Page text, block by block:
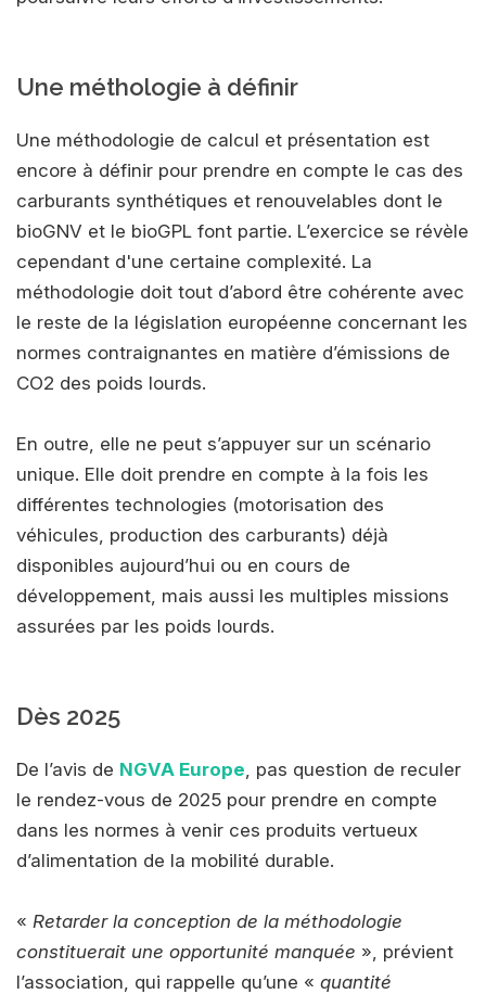
Une méthologie à définir
Une méthodologie de calcul et présentation est
encore à définir pour prendre en compte le cas des
carburants synthétiques et renouvelables dont le
bioGNV et le bioGPL font partie. L’exercice se révèle
cependant d'une certaine complexité. La
méthodologie doit tout d’abord être cohérente avec
le reste de la législation européenne concernant les
normes contraignantes en matière d’émissions de
CO2 des poids lourds.
En outre, elle ne peut s’appuyer sur un scénario
unique. Elle doit prendre en compte à la fois les
différentes technologies (motorisation des
véhicules, production des carburants) déjà
disponibles aujourd’hui ou en cours de
développement, mais aussi les multiples missions
assurées par les poids lourds.
Dès 2025
De l’avis de NGVA Europe , pas question de reculer
le rendez-vous de 2025 pour prendre en compte
dans les normes à venir ces produits vertueux
d’alimentation de la mobilité durable.
« Retarder la conception de la méthodologie
constituerait une opportunité manquée », prévient
l’association, qui rappelle qu’une « quantité